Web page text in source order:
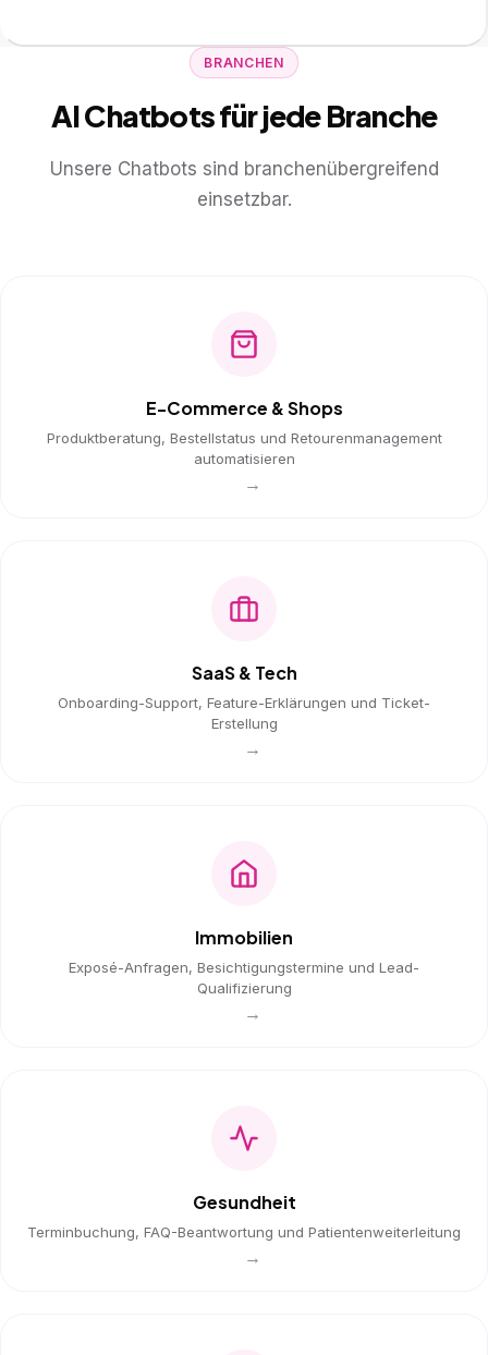
BRANCHEN
AI Chatbots für jede Branche
Unsere Chatbots sind branchenübergreifend
einsetzbar.
E-Commerce & Shops
Produktberatung, Bestellstatus und Retourenmanagement
automatisieren
→
SaaS & Tech
Onboarding-Support, Feature-Erklärungen und Ticket-
Erstellung
→
Immobilien
Exposé-Anfragen, Besichtigungstermine und Lead-
Qualifizierung
→
Gesundheit
Terminbuchung, FAQ-Beantwortung und Patientenweiterleitung
→